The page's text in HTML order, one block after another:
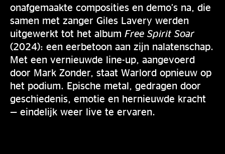
onafgemaakte composities en demo’s na, die
samen met zanger Giles Lavery werden
uitgewerkt tot het album Free Spirit Soar
(2024): een eerbetoon aan zijn nalatenschap.
Met een vernieuwde line-up, aangevoerd
door Mark Zonder, staat Warlord opnieuw op
het podium. Epische metal, gedragen door
geschiedenis, emotie en hernieuwde kracht
— eindelijk weer live te ervaren.